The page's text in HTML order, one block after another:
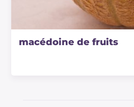
macédoine de fruits